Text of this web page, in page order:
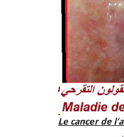
Le cancer de